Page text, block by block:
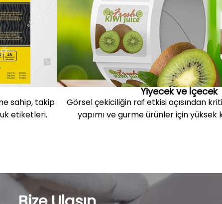
sahip, takip
etiketleri.
Yiyecek ve İçecek
Görsel çekiciliğin raf etkisi açısından
yapımı ve gurme ürünler için